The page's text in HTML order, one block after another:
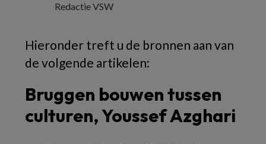
Redactie VSW
Hieronder treft u de bronnen aan van
de volgende artikelen:
Bruggen bouwen tussen
culturen, Youssef Azghari